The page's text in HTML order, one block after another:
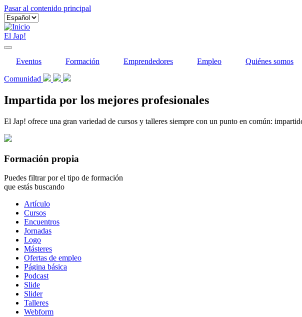
Pasar al contenido principal
El Jap!
Eventos Formación Emprendedores Empleo Quiénes somos
Comunidad
Impartida por los mejores profesionales
El Jap! ofrece una gran variedad de cursos y talleres siempre con un punto en común:
Formación propia
Puedes filtrar por el tipo de formación
que estás buscando
Tipo
contenido
Artículo
Cursos
Encuentros
Jornadas
Logo
Másteres
Ofertas de empleo
Página básica
Podcast
Slide
Slider
Talleres
Webform